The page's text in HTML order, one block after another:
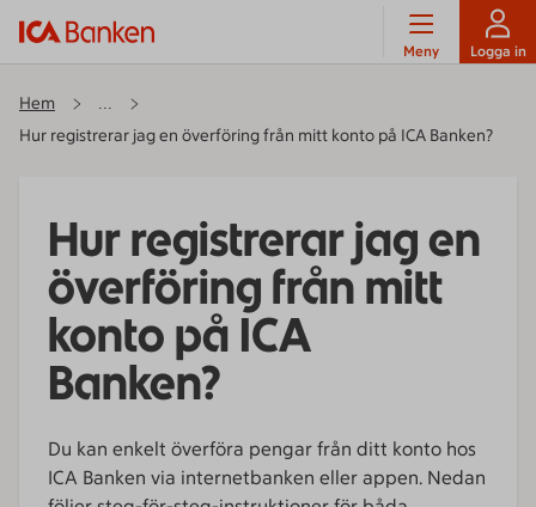
Meny Logga in
Hem ...
Hur registrerar jag en överföring från mitt konto på ICA Banken?
Hur registrerar jag en
överföring från mitt
konto på ICA
Banken?
Du kan enkelt överföra pengar från ditt konto hos
ICA Banken via internetbanken eller appen. Nedan